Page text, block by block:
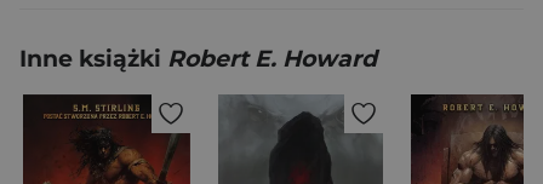
Inne książki Robert E. Howard